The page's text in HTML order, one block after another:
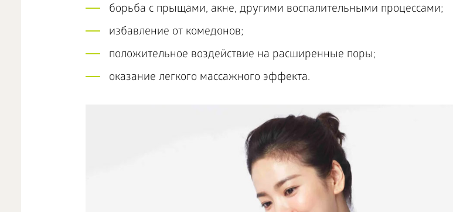
борьба с прыщами, акне, другими воспалительными процессами;
избавление от комедонов;
положительное воздействие на расширенные поры;
оказание легкого массажного эффекта.